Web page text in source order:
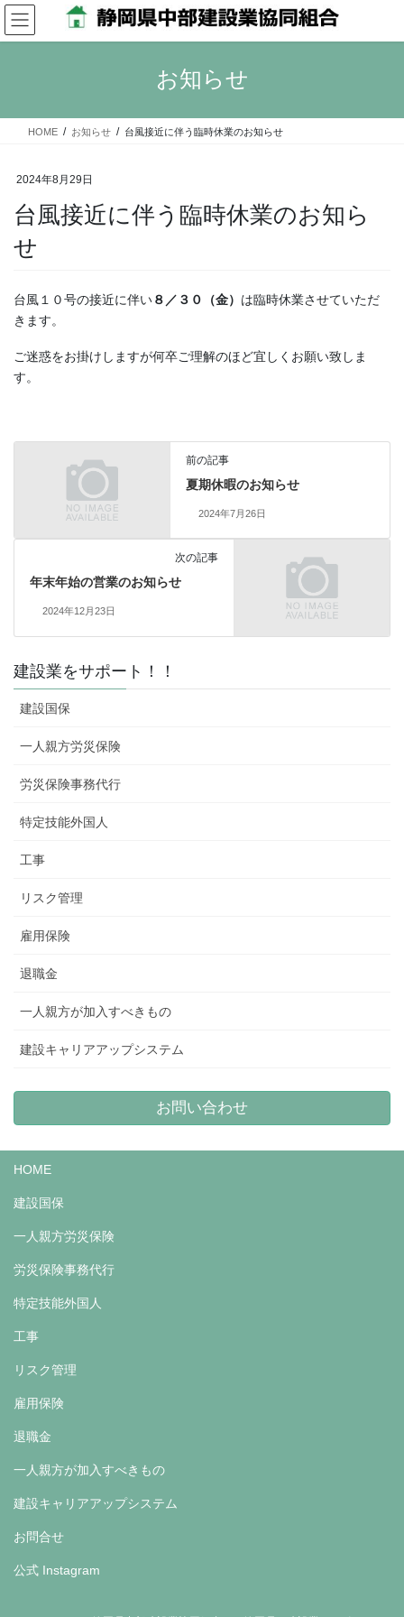
コ
ン
テ
ス
ナ
ビ
ゲ
ン
お知らせ
HOME お知らせ 台風接近に伴う臨時休業のお知らせ
2024年8月29日
台風接近に伴う臨時休業のお知ら
せ
台風１０号の接近に伴い８／３０（金） は臨時休業させていただ
きます。
ご迷惑をお掛けしますが何卒ご理解のほど宜しくお願い致しま
す。
前の記事
夏期休暇のお知らせ
2024年7月26日
次の記事
年末年始の営業のお知らせ
2024年12月23日
建設業をサポート！！
建設国保
一人親方労災保険
労災保険事務代行
特定技能外国人
工事
リスク管理
雇用保険
退職金
一人親方が加入すべきもの
建設キャリアアップシステム
お問い合わせ
HOME
建設国保
一人親方労災保険
労災保険事務代行
特定技能外国人
工事
リスク管理
雇用保険
退職金
一人親方が加入すべきもの
建設キャリアアップシステム
お問合せ
公式 Instagram